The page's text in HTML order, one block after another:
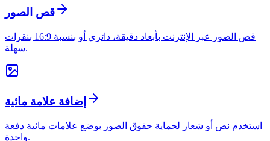
قص الصور
قص الصور عبر الإنترنت بأبعاد دقيقة، دائري أو بنسبة 16:9 بنقرات
سهلة.
إضافة علامة مائية
استخدم نص أو شعار لحماية حقوق الصور بوضع علامات مائية دفعة
واحدة.